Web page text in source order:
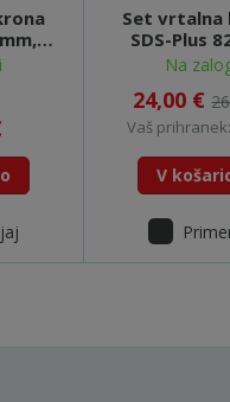
- D-
Set vrtalna
SDS-Plus
adapter in
74027
Na
24,00 €
Vaš
V